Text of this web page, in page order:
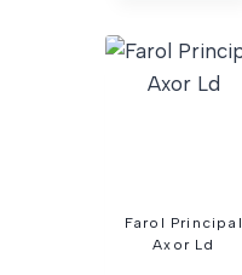
Farol Principal
Axor Ld